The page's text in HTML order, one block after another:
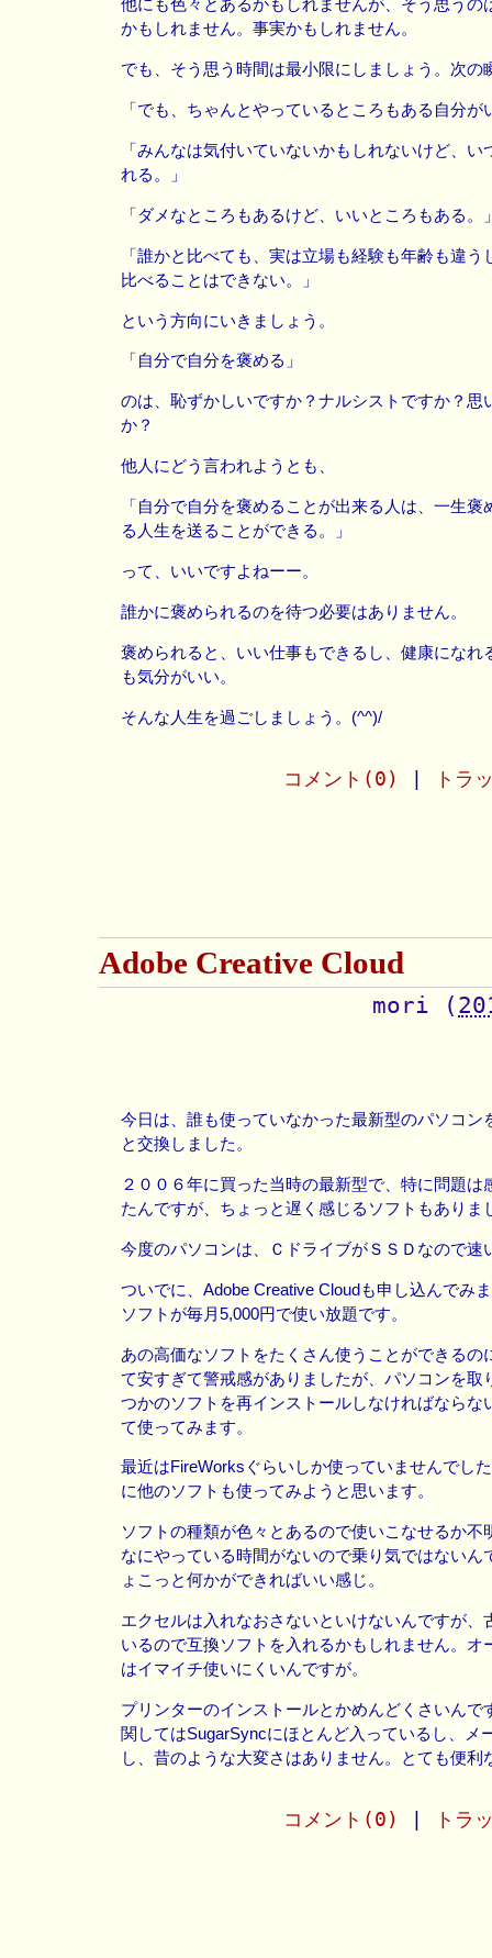
かもしれません。事実かもしれません。
でも、そう思う時間は最小限にしましょう。次の
「でも、ちゃんとやっているところもある自分が
「みんなは気付いていないかもしれないけど、い
れる。」
「ダメなところもあるけど、いいところもある。
「誰かと比べても、実は立場も経験も年齢も違う
比べることはできない。」
という方向にいきましょう。
「自分で自分を褒める」
のは、恥ずかしいですか？ナルシストですか？思
か？
他人にどう言われようとも、
「自分で自分を褒めることが出来る人は、一生褒
る人生を送ることができる。」
って、いいですよねーー。
誰かに褒められるのを待つ必要はありません。
褒められると、いい仕事もできるし、健康になれ
も気分がいい。
そんな人生を過ごしましょう。(^^)/
コメント(0) トラ
Adobe Creative Cloud
mori (
今日は、誰も使っていなかった最新型のパソコン
と交換しました。
２００６年に買った当時の最新型で、特に問題は
たんですが、ちょっと遅く感じるソフトもありま
今度のパソコンは、ＣドライブがＳＳＤなので速
ついでに、Adobe Creative Cloudも申し込んでみ
ソフトが毎月5,000円で使い放題です。
あの高価なソフトをたくさん使うことができるの
て安すぎて警戒感がありましたが、パソコンを取
つかのソフトを再インストールしなければならな
て使ってみます。
最近はFireWorksぐらいしか使っていませんでし
に他のソフトも使ってみようと思います。
ソフトの種類が色々とあるので使いこなせるか不
なにやっている時間がないので乗り気ではないん
ょこっと何かができればいい感じ。
エクセルは入れなおさないといけないんですが、
いるので互換ソフトを入れるかもしれません。オ
はイマイチ使いにくいんですが。
プリンターのインストールとかめんどくさいんで
関してはSugarSyncにほとんど入っているし、メ
し、昔のような大変さはありません。とても便利
コメント(0) トラ